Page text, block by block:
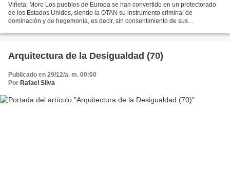
Viñeta: Moro Los pueblos de Europa se han convertido en un protectorado
de los Estados Unidos, siendo la OTAN su instrumento criminal de
dominación y de hegemonía, es decir, sin consentimiento de sus
Arquitectura de la Desigualdad (70)
Publicado en 29/12/a. m. 00:00
Por Rafael Silva